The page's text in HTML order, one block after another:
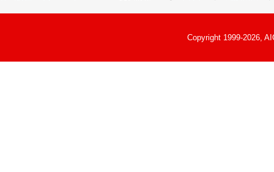
Copyright 1999-2026,